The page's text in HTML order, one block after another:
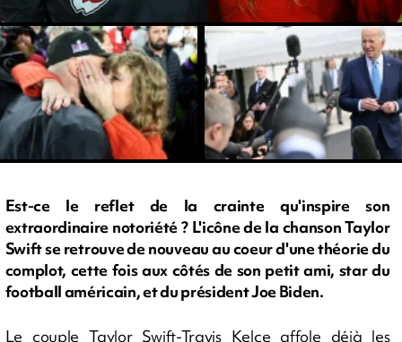
Est-ce le reflet de la crainte qu'inspire son
extraordinaire notoriété ? L'icône de la chanson Taylor
Swift se retrouve de nouveau au coeur d'une théorie du
complot, cette fois aux côtés de son petit ami, star du
football américain, et du président Joe Biden.
Le couple Taylor Swift-Travis Kelce affole déjà les